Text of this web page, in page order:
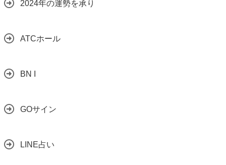
2024年の運勢を承り
ATCホール
BN I
GOサイン
LINE占い